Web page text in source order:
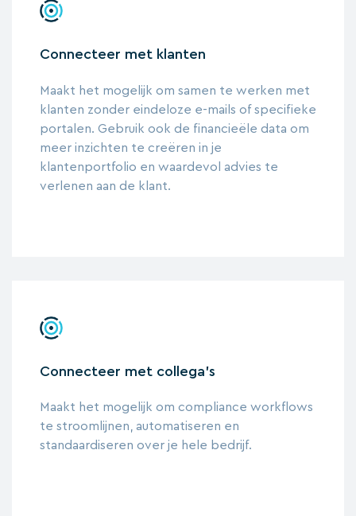
Connecteer met klanten
Maakt het mogelijk om samen te werken met
klanten zonder eindeloze e-mails of specifieke
portalen. Gebruik ook de financieële data om
meer inzichten te creëren in je
klantenportfolio en waardevol advies te
verlenen aan de klant.
Connecteer met collega's
Maakt het mogelijk om compliance workflows
te stroomlijnen, automatiseren en
standaardiseren over je hele bedrijf.